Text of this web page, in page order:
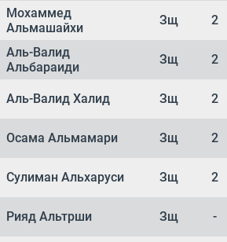
Мохаммед
Альмашайхи
Зщ 2
Аль-Валид
Альбараиди
Зщ 2
Аль-Валид Халид Зщ 2
Осама Альмамари Зщ 2
Сулиман Альхаруси Зщ 2
Рияд Альтрши Зщ -